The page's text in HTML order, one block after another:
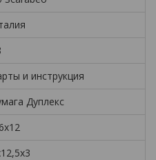
и инструкция
Дуплекс